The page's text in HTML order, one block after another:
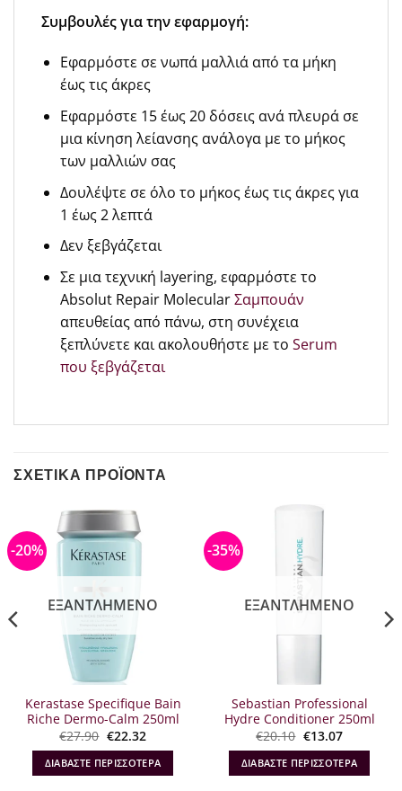
Συμβουλές για την εφαρμογή:
Εφαρμόστε σε νωπά μαλλιά από τα μήκη
έως τις άκρες
Εφαρμόστε 15 έως 20 δόσεις ανά πλευρά σε
μια κίνηση λείανσης ανάλογα με το μήκος
των μαλλιών σας
Δουλέψτε σε όλο το μήκος έως τις άκρες για
1 έως 2 λεπτά
Δεν ξεβγάζεται
Σε μια τεχνική layering, εφαρμόστε το
Absolut Repair MolecularΣαμπουάν
απευθείας από πάνω, στη συνέχεια
ξεπλύνετε και ακολουθήστε με το Serum
που ξεβγάζεται
ΣΧΕΤΙΚΆ ΠΡΟΪΌΝΤΑ
-20%
ΕΞΑΝΤΛΗΜΈΝΟ
Kerastase Specifique Bain
Riche Dermo-Calm 250ml
€27.90 Original
price
was:
€27.90.
€22.32Η
τρέχουσα
τιμή
είναι:
€22.32.
ΔΙΑΒΆΣΤΕ ΠΕΡΙΣΣΌΤΕΡΑ
-35%
ΕΞΑΝΤΛΗΜΈΝΟ
Sebastian Professional
Hydre Conditioner 250ml
€20.10 Original
price
was:
€20.10.
€13.07Η
τιμή
είναι:
€13.07.
ΔΙΑΒΆΣΤΕ ΠΕΡΙΣΣΌΤΕΡΑ